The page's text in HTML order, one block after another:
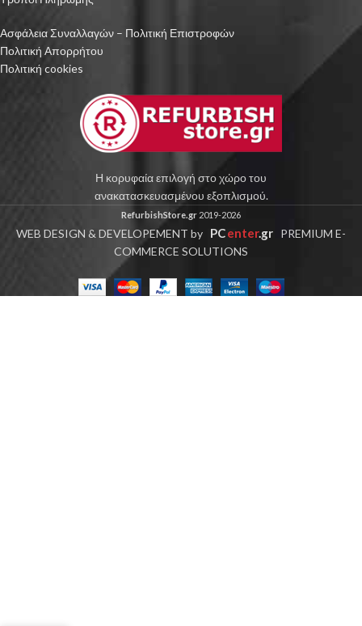
Ασφάλεια Συναλλαγών – Πολιτική Επιστροφών
Πολιτική Απορρήτου
Πολιτική cookies
Η κορυφαία επιλογή στο χώρο του
ανακατασκευασμένου εξοπλισμού.
RefurbishStore.gr 2019-2026
WEB DESIGN & DEVELOPEMENT by PCenter.gr PREMIUM E-
COMMERCE SOLUTIONS